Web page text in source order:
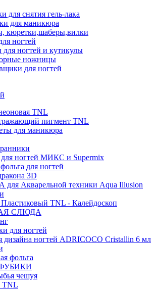
для снятия гель-лака
для маникюра
кюретки,шаберы,вилки
ногтей
для ногтей и кутикулы
ножницы
для ногтей
TNL
пигмент TNL
для маникюра
ногтей МИКС и Supermix
для ногтей
3D
Акварельной техники Aqua Illusion
TNL - Калейдоскоп
СЛЮДА
для ногтей
дизайна ногтей ADRICOCO Cristallin 6 мл
фольга
чешуя
TNL